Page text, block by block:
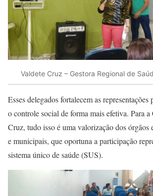
Valdete Cruz – Gestora Regional de
Esses delegados fortalecem as
o controle social de forma mais efetiva. Para
Cruz, tudo isso é uma valorização dos órgãos
e municipais, que oportuna a participação
sistema único de saúde (SUS).